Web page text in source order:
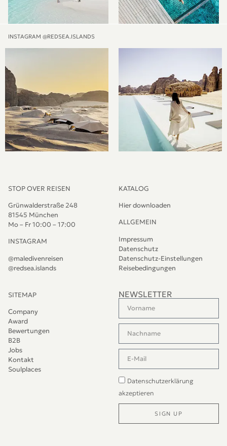
INSTAGRAM @REDSEA.ISLANDS
STOP OVER REISEN
Grünwalderstraße 248
81545 München
Mo – Fr 10:00 – 17:00
INSTAGRAM
@maledivenreisen
@redsea.islands
KATALOG
Hier downloaden
ALLGEMEIN
Impressum
Datenschutz
Datenschutz-Einstellungen
Reisebedingungen
SITEMAP
Company
Award
Bewertungen
B2B
Jobs
Kontakt
Soulplaces
NEWSLETTER
Datenschutzerklärung
akzeptieren
SIGN UP